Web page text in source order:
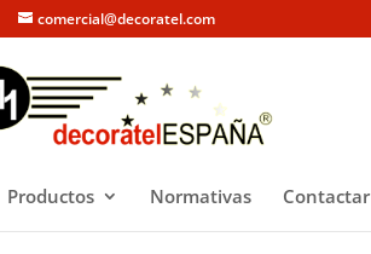
comercial@decoratel.com
Productos Normativas Contactar